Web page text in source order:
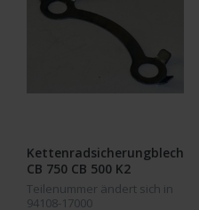
Kettenradsicherungblech
CB 750 CB 500 K2
Teilenummer ändert sich in
94108-17000